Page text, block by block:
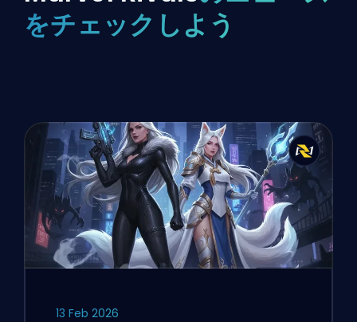
をチェックしよう
13 Feb 2026